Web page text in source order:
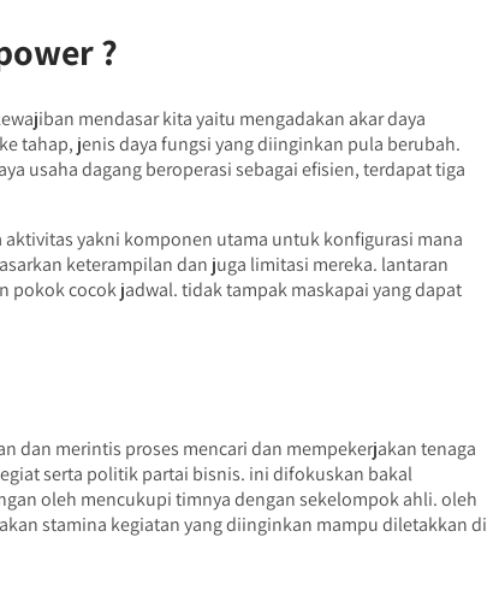
?
mendasar kita yaitu mengadakan akar daya
tahap, jenis daya fungsi yang diinginkan pula berubah.
usaha dagang beroperasi sebagai efisien, terdapat tiga
yakni komponen utama untuk konfigurasi mana
keterampilan dan juga limitasi mereka. lantaran
cocok jadwal. tidak tampak maskapai yang dapat
dan merintis proses mencari dan mempekerjakan tenaga
serta politik partai bisnis. ini difokuskan bakal
oleh mencukupi timnya dengan sekelompok ahli. oleh
stamina kegiatan yang diinginkan mampu diletakkan di